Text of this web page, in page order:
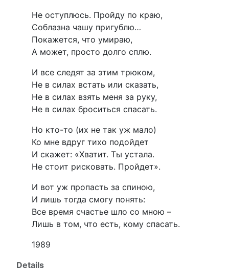
Не оступлюсь. Пройду по краю,
Соблазна чашу пригублю…
Покажется, что умираю,
А может, просто долго сплю.
И все следят за этим трюком,
Не в силах встать или сказать,
Не в силах взять меня за руку,
Не в силах броситься спасать.
Но кто-то (их не так уж мало)
Ко мне вдруг тихо подойдет
И скажет: «Хватит. Ты устала.
Не стоит рисковать. Пройдет».
И вот уж пропасть за спиною,
И лишь тогда смогу понять:
Все время счастье шло со мною –
Лишь в том, что есть, кому спасать.
1989
Details